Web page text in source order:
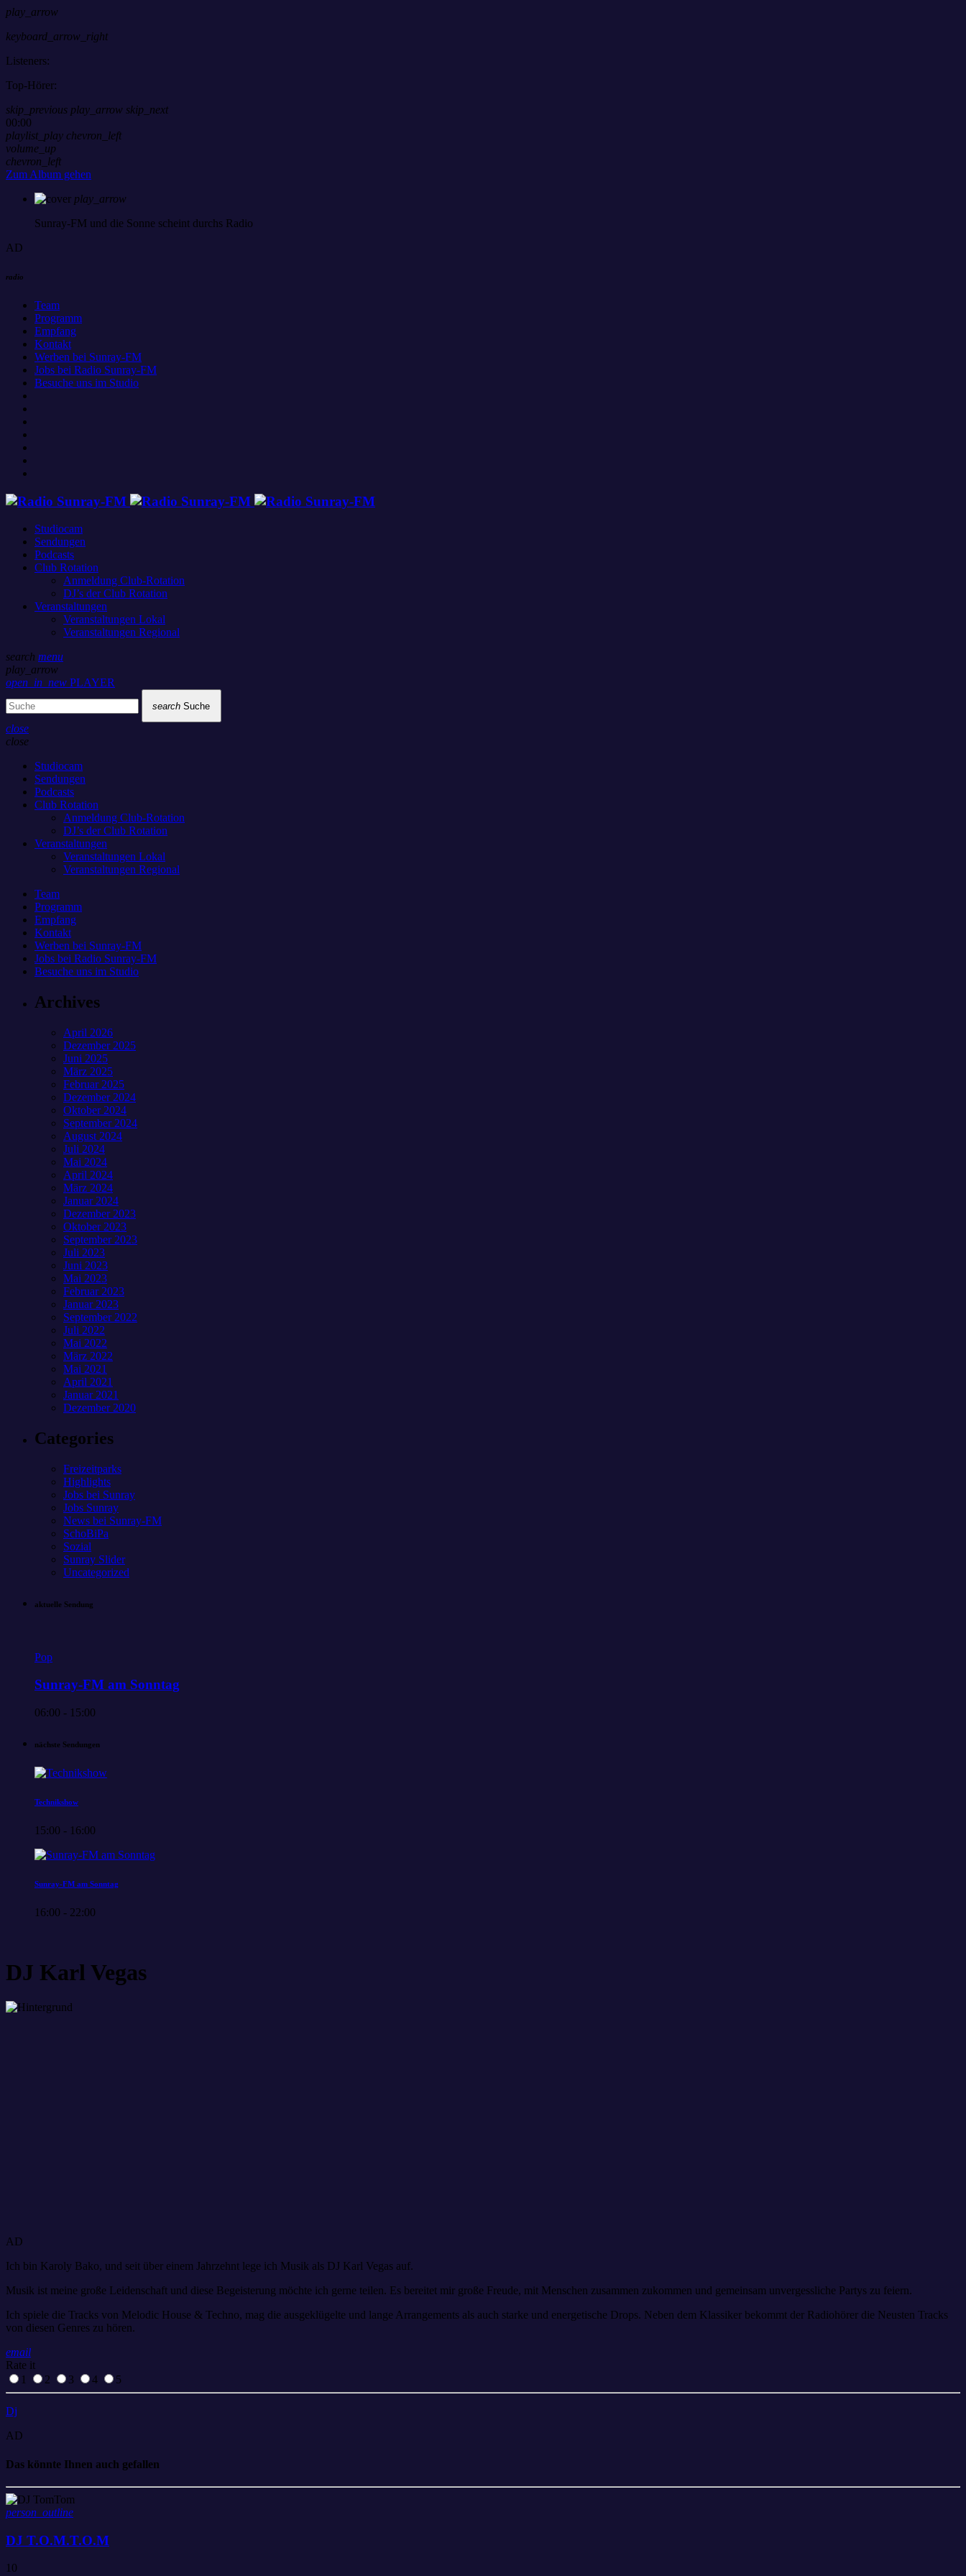
play_arrow
keyboard_arrow_right
Listeners:
Top-Hörer:
skip_previous play_arrow skip_next
00:00
playlist_play chevron_left
volume_up
chevron_left
Zum Album gehen
play_arrow
Sunray-FM und die Sonne scheint durchs Radio
AD
radio
Team
Programm
Empfang
Kontakt
Werben bei Sunray-FM
Jobs bei Radio Sunray-FM
Besuche uns im Studio
Studiocam
Sendungen
Podcasts
Club Rotation
Anmeldung Club-Rotation
DJ’s der Club Rotation
Veranstaltungen
Veranstaltungen Lokal
Veranstaltungen Regional
search menu
play_arrow
open_in_new PLAYER
search Suche
close
close
Studiocam
Sendungen
Podcasts
Club Rotation
Anmeldung Club-Rotation
DJ’s der Club Rotation
Veranstaltungen
Veranstaltungen Lokal
Veranstaltungen Regional
Team
Programm
Empfang
Kontakt
Werben bei Sunray-FM
Jobs bei Radio Sunray-FM
Besuche uns im Studio
Archives
April 2026
Dezember 2025
Juni 2025
März 2025
Februar 2025
Dezember 2024
Oktober 2024
September 2024
August 2024
Juli 2024
Mai 2024
April 2024
März 2024
Januar 2024
Dezember 2023
Oktober 2023
September 2023
Juli 2023
Juni 2023
Mai 2023
Februar 2023
Januar 2023
September 2022
Juli 2022
Mai 2022
März 2022
Mai 2021
April 2021
Januar 2021
Dezember 2020
Categories
Freizeitparks
Highlights
Jobs bei Sunray
Jobs Sunray
News bei Sunray-FM
SchoBiPa
Sozial
Sunray Slider
Uncategorized
aktuelle Sendung
Pop
Sunray-FM am Sonntag
06:00 - 15:00
nächste Sendungen
Technikshow
15:00 - 16:00
Sunray-FM am Sonntag
16:00 - 22:00
DJ Karl Vegas
AD
Ich bin Karoly Bako, und seit über einem Jahrzehnt lege ich Musik als DJ Karl Vegas auf.
Musik ist meine große Leidenschaft und diese Begeisterung möchte ich gerne teilen. Es bereitet mir große Freude, mit Menschen zusammen zukommen und gemeinsam unvergessliche Partys zu feiern.
Ich spiele die Tracks von Melodic House & Techno, mag die ausgeklügelte und lange Arrangements als auch starke und energetische Drops. Neben dem Klassiker bekommt der Radiohörer die Neusten Tracks
von diesen Genres zu hören.
email
Rate it
1
2 3 4 5
Dj
AD
Das könnte Ihnen auch gefallen
person_outline
DJ T.O.M.T.O.M
10